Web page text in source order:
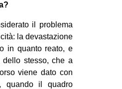
il problema
la devastazione
in quanto reato, e
dello stesso, che a
viene dato con
quando il quadro